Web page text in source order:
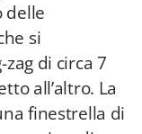
delle
si
di circa 7
all’altro. La
finestrella di